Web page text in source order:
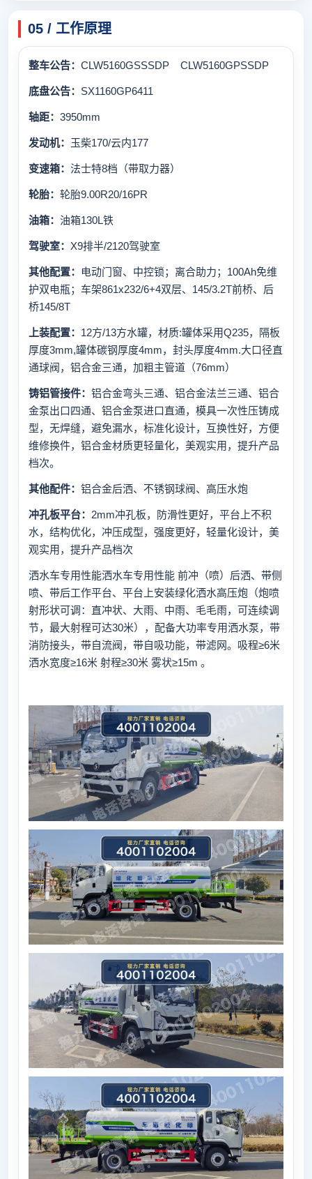
05 / 工作原理
整车公告： CLW5160GSSSDP CLW5160GPSSDP
底盘公告： SX1160GP6411
轴距： 3950mm
发动机： 玉柴170/云内177
变速箱： 法士特8档（带取力器）
轮胎： 轮胎9.00R20/16PR
油箱： 油箱130L铁
驾驶室： X9排半/2120驾驶室
其他配置： 电动门窗、中控锁；离合助力；100Ah免维
护双电瓶；车架861x232/6+4双层、145/3.2T前桥、后
桥145/8T
上装配置： 12方/13方水罐，材质:罐体采用Q235，隔板
厚度3mm,罐体碳钢厚度4mm，封头厚度4mm.大口径直
通球阀，铝合金三通，加粗主管道（76mm）
铸铝管接件： 铝合金弯头三通、铝合金法兰三通、铝合
金泵出口四通、铝合金泵进口直通，模具一次性压铸成
型，无焊缝，避免漏水，标准化设计，互换性好，方便
维修换件，铝合金材质更轻量化，美观实用，提升产品
档次。
其他配件： 铝合金后洒、不锈钢球阀、高压水炮
冲孔板平台： 2mm冲孔板，防滑性更好，平台上不积
水，结构优化，冲压成型，强度更好，轻量化设计，美
观实用，提升产品档次
洒水车专用性能洒水车专用性能 前冲（喷）后洒、带侧
喷、带后工作平台、平台上安装绿化洒水高压炮（炮喷
射形状可调：直冲状、大雨、中雨、毛毛雨，可连续调
节，最大射程可达30米），配备大功率专用洒水泵，带
消防接头，带自流阀，带自吸功能，带滤网。吸程≥6米
洒水宽度≥16米 射程≥30米 雾状≥15m 。